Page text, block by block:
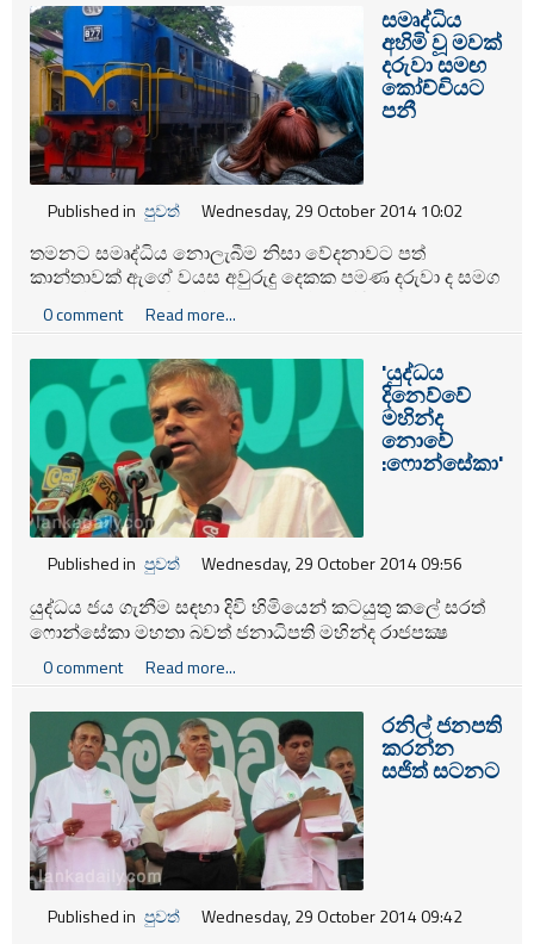
නිවේදනයක් නිකුත් කරමින් අවධාරණය කරයි.සමෘද්ධිය
අහිමි වූ මවක්
දරුවා සමඟ
කෝච්චියට
පනී
Published in පුවත් Wednesday, 29 October 2014 10:02
තමනට සමෘද්ධිය නොලැබීම නිසා වේදනාවට පත්
කාන්තාවක් ඇගේ වයස අවුරුදු දෙකක පමණ දරුවා ද සමග
දිවි නසා ගැනීමට උත්සාහ කර තිබේ.
0 comment Read more...
'යුද්ධය
දිනෙව්වේ
මහින්ද
නොවේ
:ෆොන්සේකා'
Published in පුවත් Wednesday, 29 October 2014 09:56
යුද්ධය ජය ගැනීම සඳහා දිවි හිමියෙන් කටයුතු කලේ සරත්
ෆොන්සේකා මහතා බවත් ජනාධිපති මහින්ද රාජපක්‍ෂ
බලයට පත්වූ දා සිට ජනතාව වෙනුවෙන් කිසිදු සේවයක්
නොකල බවත් එජාප නායක රනිල් වික‍්‍රමසිංහ මහතා
පවසයි.
0 comment Read more...
රනිල් ජනපති
කරන්න
සජිත් සටනට
Published in පුවත් Wednesday, 29 October 2014 09:42